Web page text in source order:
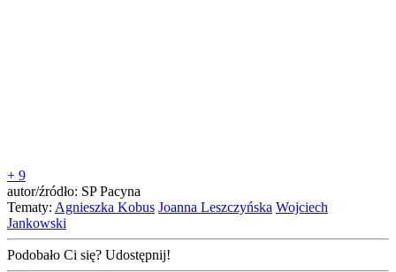
+ 9
autor/źródło: SP Pacyna
Tematy: Agnieszka Kobus Joanna Leszczyńska Wojciech
Jankowski
Podobało Ci się? Udostępnij!